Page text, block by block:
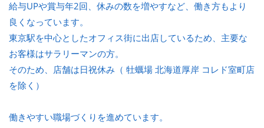
給与UPや賞与年2回、休みの数を増やすなど、働き方もより
良くなっています。
東京駅を中心としたオフィス街に出店しているため、主要な
お客様はサラリーマンの方。
そのため、店舗は日祝休み（ 牡蠣場 北海道厚岸 コレド室町店
を除く）
働きやすい職場づくりを進めています。